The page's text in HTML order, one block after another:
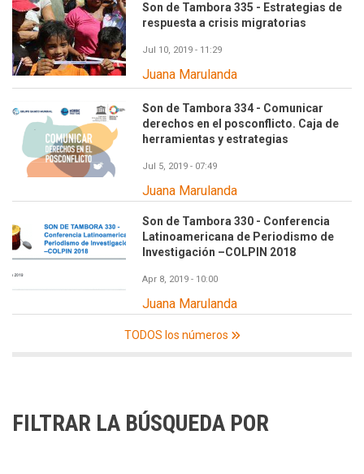
Son de Tambora 335 - Estrategias de
respuesta a crisis migratorias
Jul 10, 2019 - 11:29
Juana Marulanda
Son de Tambora 334 - Comunicar
derechos en el posconflicto. Caja de
herramientas y estrategias
Jul 5, 2019 - 07:49
Juana Marulanda
Son de Tambora 330 - Conferencia
Latinoamericana de Periodismo de
Investigación –COLPIN 2018
Apr 8, 2019 - 10:00
Juana Marulanda
TODOS los números
FILTRAR LA BÚSQUEDA POR